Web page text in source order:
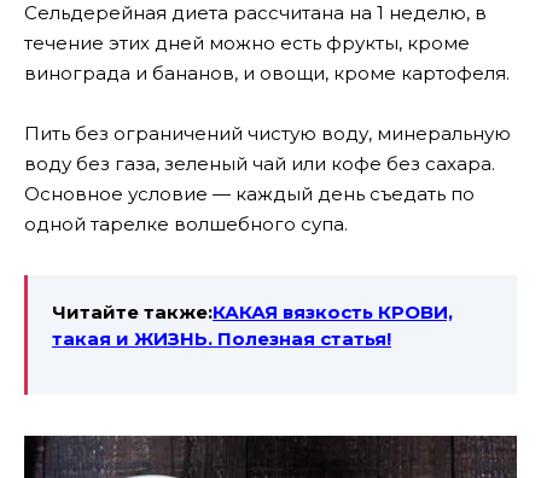
Сельдерейная диета рассчитана на 1 неделю, в
течение этих дней можно есть фрукты, кроме
винограда и бананов, и овощи, кроме картофеля.
Пить без ограничений чистую воду, минеральную
воду без газа, зеленый чай или кофе без сахара.
Основное условие — каждый день съедать по
одной тарелке волшебного супа.
Читайте также:КАКАЯ вязкость КРОВИ,
такая и ЖИЗНЬ. Полезная статья!